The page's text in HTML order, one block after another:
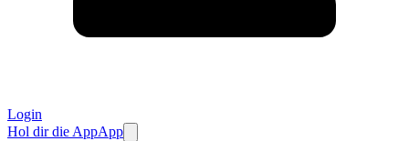
Login
Hol dir die AppApp